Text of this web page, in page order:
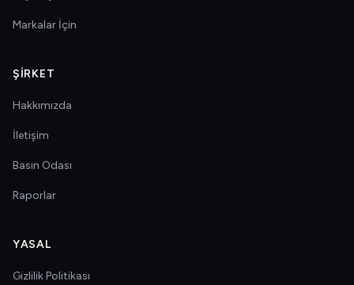
Markalar İçin
ŞIRKET
Hakkımızda
İletişim
Basın Odası
Raporlar
YASAL
Gizlilik Politikası